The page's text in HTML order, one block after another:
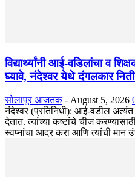
विद्यार्थ्यांनी आई-वडिलांचा व
घ्यावे, नंदेश्वर येथे दंगलकार
सोलापूर आजतक - August 5, 2026
नंदेश्वर (प्रतिनिधी): आई-वडील अत्यंत
देतात. त्यांच्या कष्टांचे चीज
स्वप्नांचा आदर करा आणि त्यांची मान